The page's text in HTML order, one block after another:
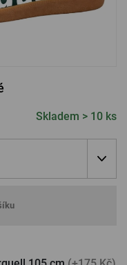
Skladem > 10 ks